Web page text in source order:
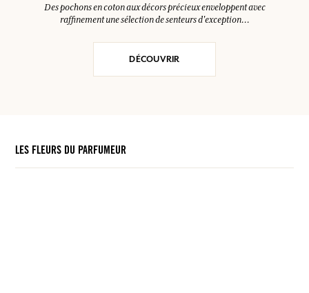
Des pochons en coton aux décors précieux enveloppent avec
raffinement une sélection de senteurs d'exception...
DÉCOUVRIR
LES FLEURS DU PARFUMEUR